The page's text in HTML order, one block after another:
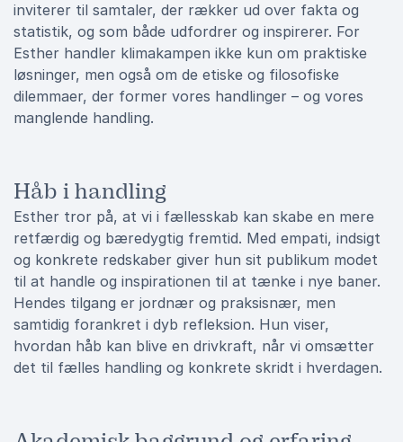
inviterer til samtaler, der rækker ud over fakta og
statistik, og som både udfordrer og inspirerer. For
Esther handler klimakampen ikke kun om praktiske
løsninger, men også om de etiske og filosofiske
dilemmaer, der former vores handlinger – og vores
manglende handling.
Håb i handling
Esther tror på, at vi i fællesskab kan skabe en mere
retfærdig og bæredygtig fremtid. Med empati, indsigt
og konkrete redskaber giver hun sit publikum modet
til at handle og inspirationen til at tænke i nye baner.
Hendes tilgang er jordnær og praksisnær, men
samtidig forankret i dyb refleksion. Hun viser,
hvordan håb kan blive en drivkraft, når vi omsætter
det til fælles handling og konkrete skridt i hverdagen.